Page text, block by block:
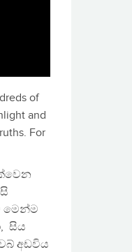
of
and
For
මෙන්ම
සිය
අඩවිය